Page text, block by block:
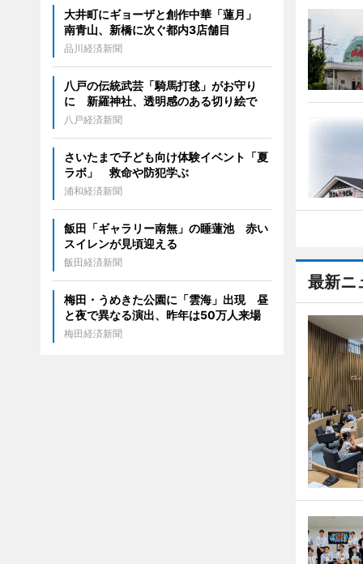
最新ニ
大井町にギョーザと創作中華「蓮月」
南青山、新橋に次ぐ都内3店舗目
品川経済新聞
八戸の伝統武芸「騎馬打毬」がお守り
に 新羅神社、透明感のある切り絵で
八戸経済新聞
さいたまで子ども向け体験イベント「夏
ラボ」 救命や防犯学ぶ
浦和経済新聞
飯田「ギャラリー南無」の睡蓮池 赤い
スイレンが見頃迎える
飯田経済新聞
梅田・うめきた公園に「雲海」出現 昼
と夜で異なる演出、昨年は50万人来場
梅田経済新聞